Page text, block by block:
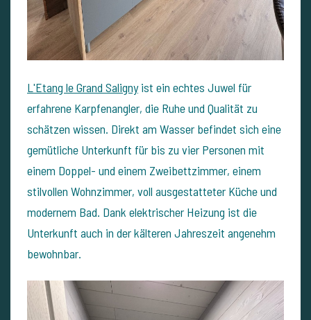
L'Etang le Grand Salignyist ein echtes Juwel für
erfahrene Karpfenangler, die Ruhe und Qualität zu
schätzen wissen. Direkt am Wasser befindet sich eine
gemütliche Unterkunft für bis zu vier Personen mit
einem Doppel- und einem Zweibettzimmer, einem
stilvollen Wohnzimmer, voll ausgestatteter Küche und
modernem Bad. Dank elektrischer Heizung ist die
Unterkunft auch in der kälteren Jahreszeit angenehm
bewohnbar.